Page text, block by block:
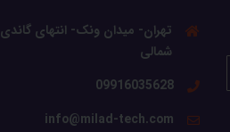
تهران- میدان ونک- انتهای گاندی
شمالی
09916035628
info@milad-tech.com